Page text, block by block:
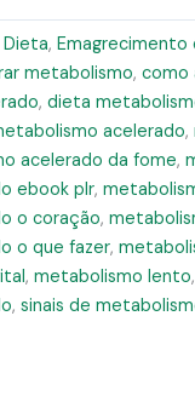
Dieta, Emagrecimento
metabolismo, como
, dieta
acelerado,
acelerado da fome,
ebook plr,
o coração,
o que fazer,
, metabolismo lento,
, sinais de